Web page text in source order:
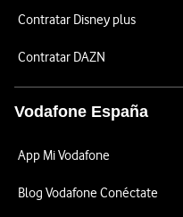
Contratar Disney plus
Contratar DAZN
Vodafone España
App Mi Vodafone
Blog Vodafone Conéctate